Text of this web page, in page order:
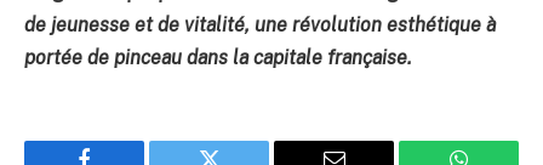
de jeunesse et de vitalité, une révolution esthétique à
portée de pinceau dans la capitale française.